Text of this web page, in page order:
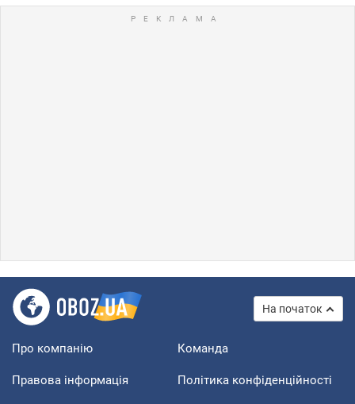
На початок
Про компанію Команда
Правова інформація Політика конфіденційності